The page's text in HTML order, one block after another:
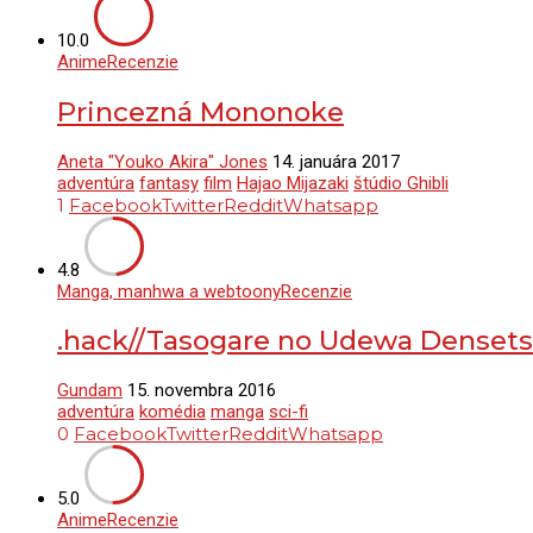
10.0
AnimeRecenzie
Princezná Mononoke
Aneta "Youko Akira" Jones 14. januára 2017
adventúra fantasy film Hajao Mijazaki štúdio Ghibli
1 FacebookTwitterRedditWhatsapp
4.8
Manga, manhwa a webtoonyRecenzie
.hack//Tasogare no Udewa
Gundam 15. novembra 2016
adventúra komédia manga sci-fi
0 FacebookTwitterRedditWhatsapp
5.0
AnimeRecenzie